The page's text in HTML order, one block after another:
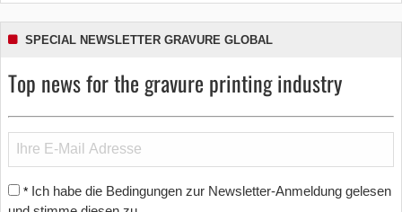
SPECIAL NEWSLETTER GRAVURE GLOBAL
Top news for the gravure printing industry
* Ich habe die Bedingungen zur Newsletter-Anmeldung gelesen